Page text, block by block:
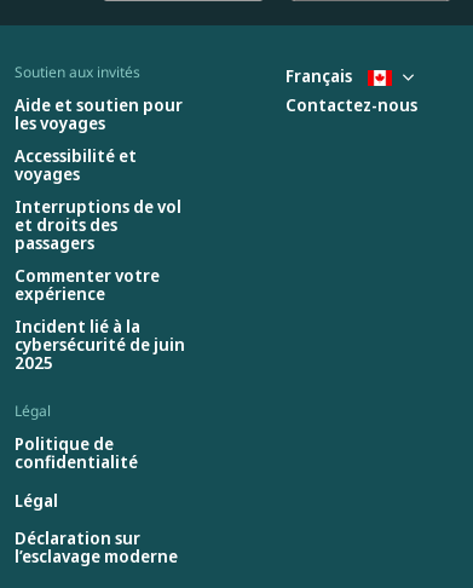
Soutien aux invités
Aide et soutien pour
les voyages
Accessibilité et
voyages
Interruptions de vol
et droits des
passagers
Commenter votre
expérience
Incident lié à la
cybersécurité de juin
2025
Légal
Politique de
confidentialité
Légal
Déclaration sur
l’esclavage moderne
Français
Contactez-nous